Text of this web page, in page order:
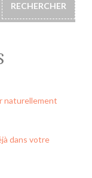
RECHERCHER
naturellement
dans votre